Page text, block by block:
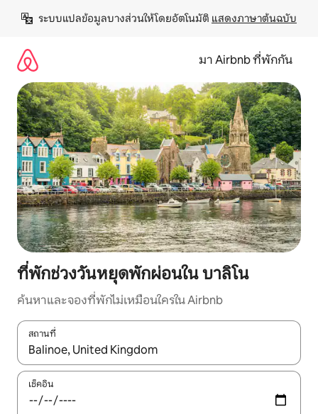
เนื้อหา
ระบบแปลข้อมูลบางส่วนให้โดยอัตโนมัติ แสดงภาษาต้นฉบับ
มา Airbnb ที่พักกัน
ที่พักช่วงวันหยุดพักผ่อนใน บาลิโน
ค้นหาและจองที่พักไม่เหมือนใครใน Airbnb
สถานที่
ใช้ลูกศรขึ้นลง หรือใช้การสัมผัสหรือปัด เพื่อสำรวจผลการค้นหา
เช็คอิน